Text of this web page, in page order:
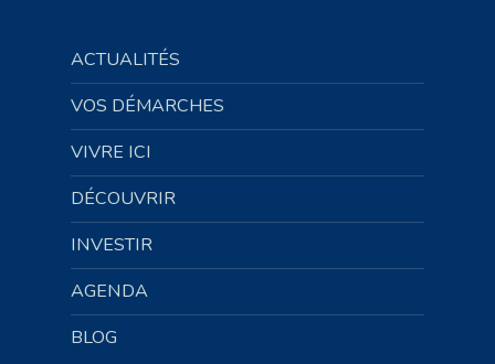
ACTUALITÉS
VOS DÉMARCHES
VIVRE ICI
DÉCOUVRIR
INVESTIR
AGENDA
BLOG